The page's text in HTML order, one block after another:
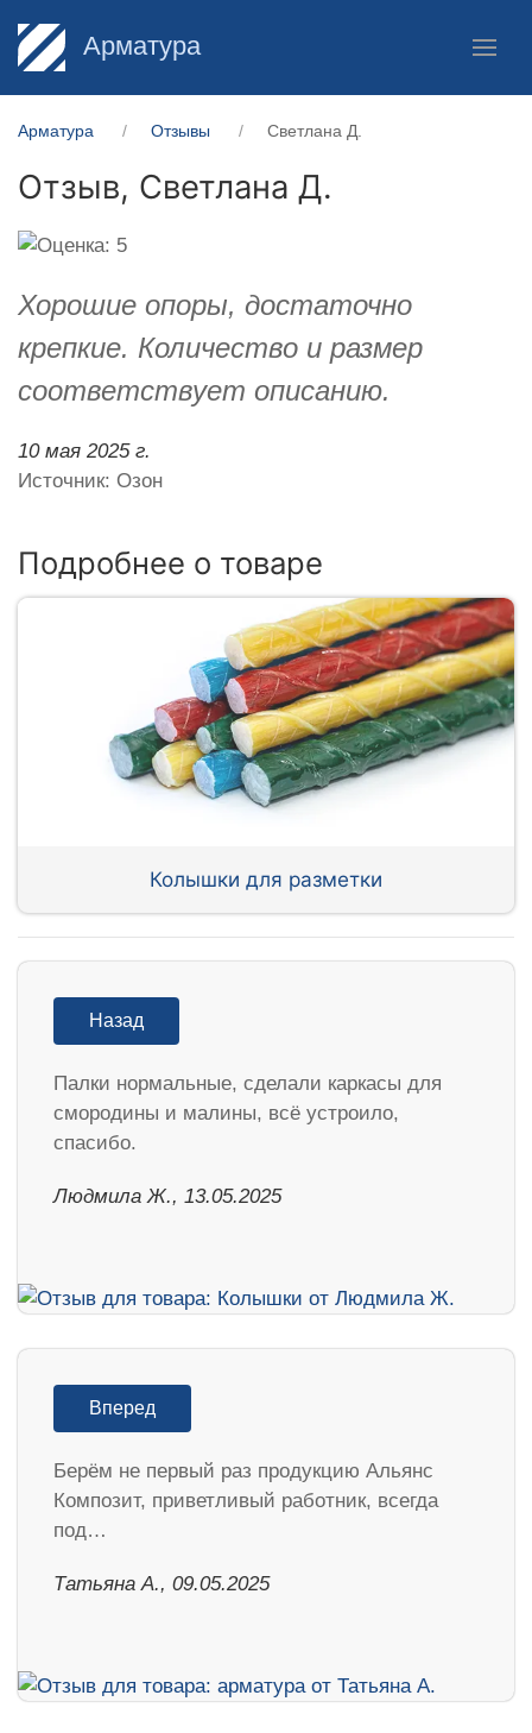
Арматура
Арматура Отзывы Светлана Д.
Отзыв, Светлана Д.
Хорошие опоры, достаточно
крепкие. Количество и размер
соответствует описанию.
10 мая 2025 г.
Источник: Озон
Подробнее о товаре
Колышки для разметки
Назад
Палки нормальные, сделали каркасы для
смородины и малины, всё устроило,
спасибо.
Людмила Ж., 13.05.2025
Вперед
Берём не первый раз продукцию Альянс
Композит, приветливый работник, всегда
под…
Татьяна А., 09.05.2025